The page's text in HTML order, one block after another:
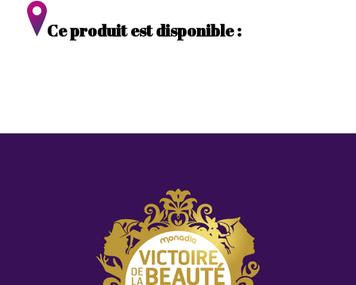
Ce produit est disponible :